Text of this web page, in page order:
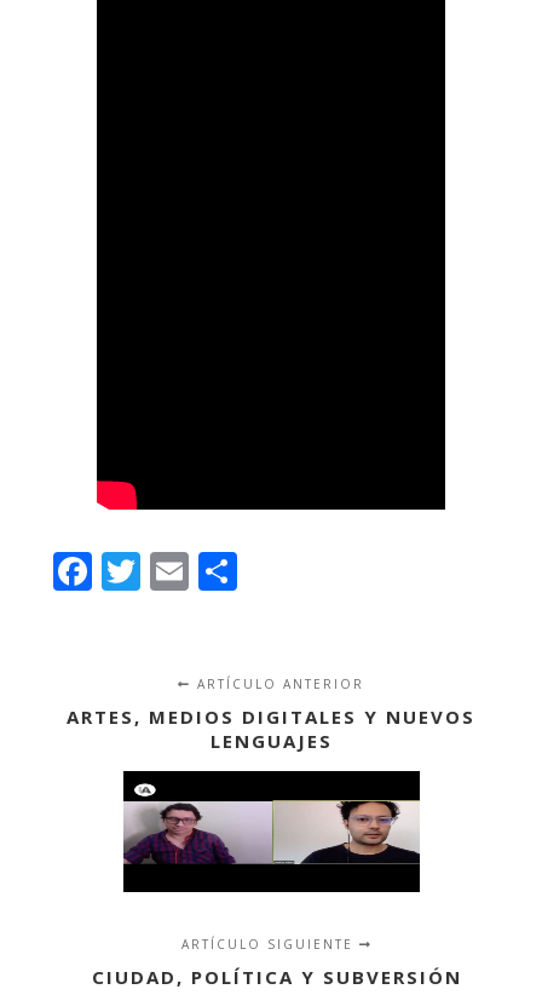
Facebook
Twitter
Email
ARTÍCULO ANTERIOR
ARTES, MEDIOS DIGITALES Y NUEVOS
LENGUAJES
ARTÍCULO SIGUIENTE
CIUDAD, POLÍTICA Y SUBVERSIÓN